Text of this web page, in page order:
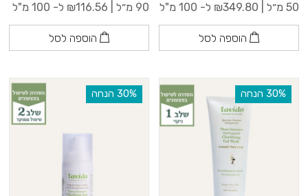
50 מ״ל | ₪349.80 ל- 100 מ"ל
הוספה לסל
90 מ״ל | ₪116.56 ל- 100 מ"ל
הוספה לסל
‫30% הנחה ‫30% הנחה